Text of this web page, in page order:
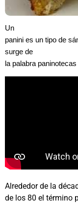
Un
panini es un tipo de
surge de
la palabra
Alrededor de la
de los 80 el término